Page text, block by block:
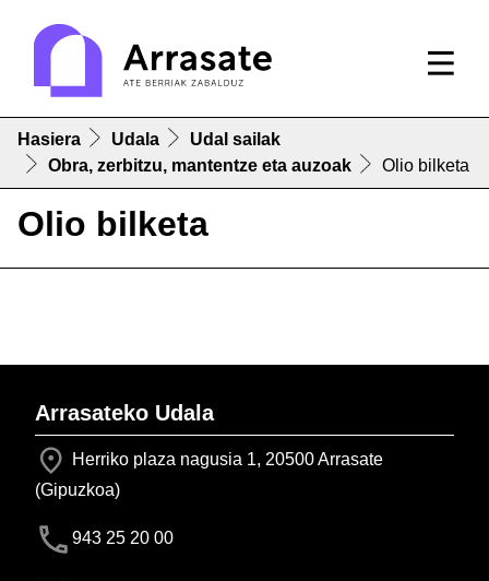
Hasiera Udala
Udal sailak
Obra, zerbitzu, mantentze eta auzoak
Olio bilketa
Olio bilketa
Arrasateko Udala
Herriko plaza nagusia 1, 20500 Arrasate
(Gipuzkoa)
943 25 20 00